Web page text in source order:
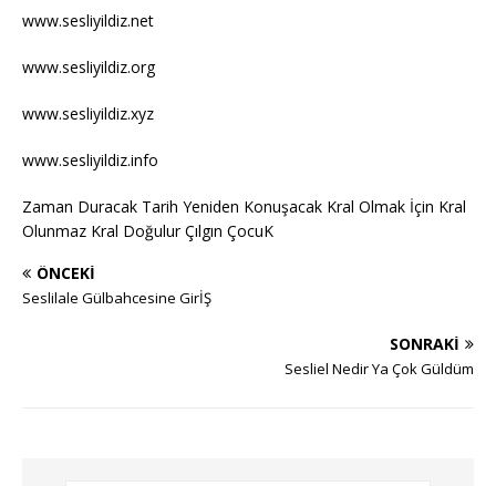
www.sesliyildiz.net
www.sesliyildiz.org
www.sesliyildiz.xyz
www.sesliyildiz.info
Zaman Duracak Tarih Yeniden Konuşacak Kral Olmak İçin Kral
Olunmaz Kral Doğulur Çılgın ÇocuK
ÖNCEKI
Seslilale Gülbahcesine GirİŞ
SONRAKI
Sesliel Nedir Ya Çok Güldüm